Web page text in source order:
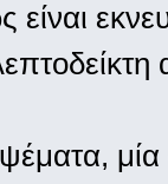
είναι
μία